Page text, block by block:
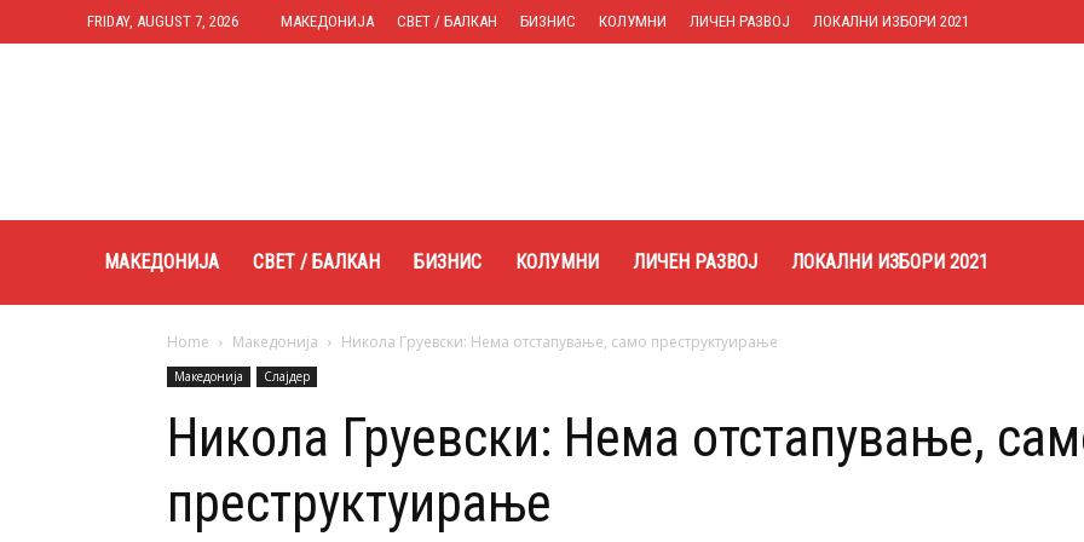
FRIDAY, AUGUST 7, 2026 МАКЕДОНИЈА СВЕТ / БАЛКАН БИЗНИС КОЛУМНИ ЛИЧЕН РАЗВОЈ ЛОКАЛНИ ИЗБОРИ 2021
МАКЕДОНИЈА СВЕТ / БАЛКАН БИЗНИС КОЛУМНИ ЛИЧЕН РАЗВОЈ ЛОКАЛНИ ИЗБОРИ 2021
Home Македонија Никола Груевски: Нема отстапување, само преструктуирање
Македонија Слајдер
Никола Груевски: Нема отстапување,
преструктуирање